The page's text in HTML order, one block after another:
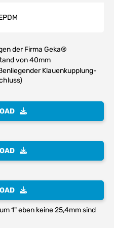
der Firma Geka®
von 40mm
Klauenkupplung-
1" eben keine 25,4mm sind